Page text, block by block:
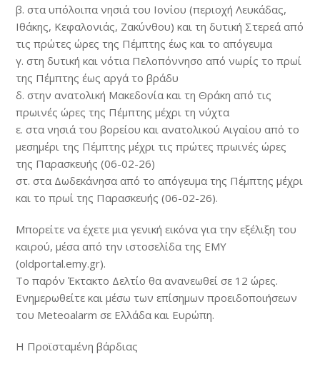
β. στα υπόλοιπα νησιά του Ιονίου (περιοχή Λευκάδας,
Ιθάκης, Κεφαλονιάς, Ζακύνθου) και τη δυτική Στερεά από
τις πρώτες ώρες της Πέμπτης έως και το απόγευμα
γ. στη δυτική και νότια Πελοπόννησο από νωρίς το πρωί
της Πέμπτης έως αργά το βράδυ
δ. στην ανατολική Μακεδονία και τη Θράκη από τις
πρωινές ώρες της Πέμπτης μέχρι τη νύχτα
ε. στα νησιά του βορείου και ανατολικού Αιγαίου από το
μεσημέρι της Πέμπτης μέχρι τις πρώτες πρωινές ώρες
της Παρασκευής (06-02-26)
στ. στα Δωδεκάνησα από το απόγευμα της Πέμπτης μέχρι
και το πρωί της Παρασκευής (06-02-26).
Μπορείτε να έχετε μια γενική εικόνα για την εξέλιξη του
καιρού, μέσα από την ιστοσελίδα της ΕΜΥ
(oldportal.emy.gr).
Το παρόν Έκτακτο Δελτίο θα ανανεωθεί σε 12 ώρες.
Ενημερωθείτε και μέσω των επίσημων προειδοποιήσεων
του Meteoalarm σε Ελλάδα και Ευρώπη.
Η Προϊσταμένη βάρδιας